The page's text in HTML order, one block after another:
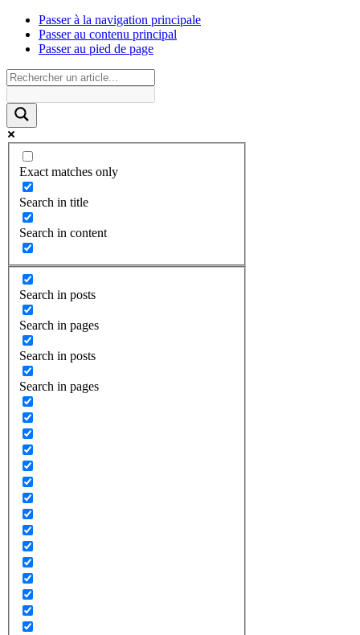
Passer à la navigation principale
Passer au contenu principal
Passer au pied de page
Exact matches only
Search in title
Search in content
Search in posts
Search in pages
Search in posts
Search in pages